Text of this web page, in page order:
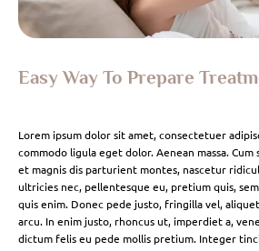
Easy Way To Prepare
Lorem ipsum dolor sit amet, consectetuer
commodo ligula eget dolor. Aenean massa.
et magnis dis parturient montes, nascetur
ultricies nec, pellentesque eu, pretium quis,
quis enim. Donec pede justo, fringilla vel,
arcu. In enim justo, rhoncus ut, imperdiet a,
dictum felis eu pede mollis pretium. Integer